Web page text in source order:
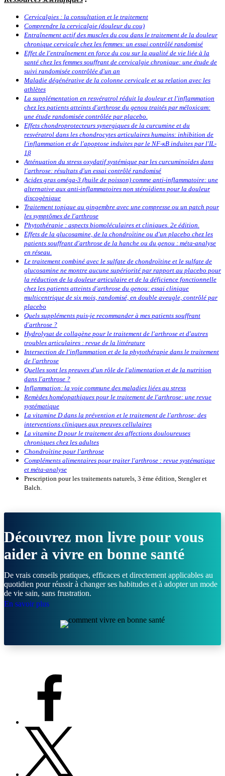
Cervicalgies : la consultation et le traitement
Comprendre la cervicalgie (douleur du cou)
Entraînement actif des muscles du cou dans le traitement de la douleur
chronique cervicale chez les femmes: un essai contrôlé randomisé
Effet de l'entraînement en force du cou sur la qualité de vie liée à la
santé chez les femmes souffrant de cervicalgie chronique: une étude de
suivi randomisée contrôlée d'un an
Maladie dégénérative de la colonne cervicale et sa relation avec les
athlètes
La supplémentation en resvératrol réduit la douleur et l'inflammation
chez les patients atteints d'arthrose du genou traités par méloxicam:
une étude randomisée contrôlée par placebo.
Effets chondroprotecteurs synergiques de la curcumine et du
resvératrol dans les chondrocytes articulaires humains: inhibition de
l'inflammation et de l'apoptose induites par le NF-κB induites par l'IL-
1β
Atténuation du stress oxydatif systémique par les curcuminoïdes dans
l'arthrose: résultats d'un essai contrôlé randomisé
Acides gras oméga-3 (huile de poisson) comme anti-inflammatoire: une
alternative aux anti-inflammatoires non stéroïdiens pour la douleur
discogènique
Traitement topique au gingembre avec une compresse ou un patch pour
les symptômes de l'arthrose
Phytothérapie : aspects biomoléculaires et cliniques. 2e édition.
Effets de la glucosamine, de la chondroïtine ou d'un placebo chez les
patients souffrant d'arthrose de la hanche ou du genou : méta-analyse
en réseau.
Le traitement combiné avec le sulfate de chondroïtine et le sulfate de
glucosamine ne montre aucune supériorité par rapport au placebo pour
la réduction de la douleur articulaire et de la déficience fonctionnelle
chez les patients atteints d'arthrose du genou: essai clinique
multicentrique de six mois, randomisé, en double aveugle, contrôlé par
placebo
Quels suppléments puis-je recommander à mes patients souffrant
d'arthrose ?
Hydrolysat de collagène pour le traitement de l'arthrose et d'autres
troubles articulaires : revue de la littérature
Intersection de l'inflammation et de la phytothérapie dans le traitement
de l'arthrose
Quelles sont les preuves d'un rôle de l'alimentation et de la nutrition
dans l'arthrose ?
Inflammation: la voie commune des maladies liées au stress
Remèdes homéopathiques pour le traitement de l'arthrose: une revue
systématique
La vitamine D dans la prévention et le traitement de l'arthrose: des
interventions cliniques aux preuves cellulaires
La vitamine D pour le traitement des affections douloureuses
chroniques chez les adultes
Chondroïtine pour l'arthrose
Compléments alimentaires pour traiter l'arthrose : revue systématique
et méta-analyse
Prescription pour les traitements naturels, 3 ème édition, Stengler et
Balch.
Découvrez mon livre pour vous
aider à vivre en bonne santé
De vrais conseils pratiques, efficaces et directement applicables au
quotidien pour réussir à changer ses habitudes et à adopter un mode
de vie sain, sans frustration.
En savoir plus